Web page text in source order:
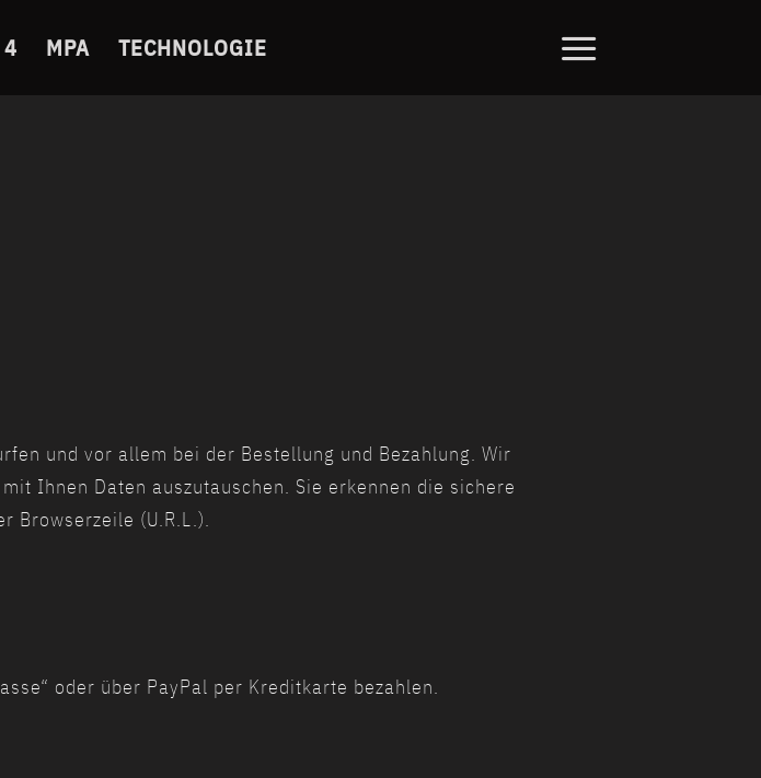
4 MPA TECHNOLOGIE
und vor allem bei der Bestellung und Bezahlung. Wir
Ihnen Daten auszutauschen. Sie erkennen die sichere
Browserzeile (U.R.L.).
oder über PayPal per Kreditkarte bezahlen.